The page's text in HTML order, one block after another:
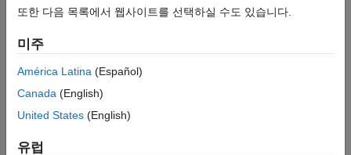
또한 다음 목록에서 웹사이트를 선택하실 수도 있습니다.
미주
América Latina (Español)
Canada (English)
United States (English)
유럽